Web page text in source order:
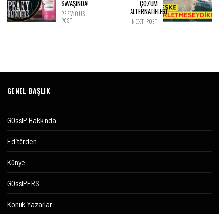
SAVAŞINDA!
PREVIOUS
POST
ÇÖZÜM
ALTERNATİFLERİ
NEXT POST
GENEL BAŞLIK
GOssIP Hakkında
Editörden
Künye
GOssIPERS
Konuk Yazarlar